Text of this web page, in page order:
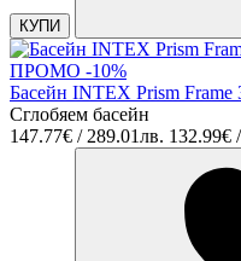
КУПИ
ПРОМО -10%
Басейн INTEX Prism
Сглобяем басейн
147.77€ / 289.01лв. 132.99€